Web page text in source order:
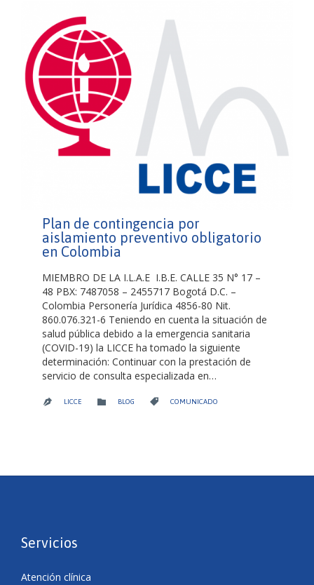
Plan de contingencia por
aislamiento preventivo obligatorio
en Colombia
MIEMBRO DE LA I.L.A.E I.B.E. CALLE 35 N° 17 –
48 PBX: 7487058 – 2455717 Bogotá D.C. –
Colombia Personería Jurídica 4856-80 Nit.
860.076.321-6 Teniendo en cuenta la situación de
salud pública debido a la emergencia sanitaria
(COVID-19) la LICCE ha tomado la siguiente
determinación: Continuar con la prestación de
servicio de consulta especializada en…
 LICCE  CATEGORY
BLOG  CATEGORY
COMUNICADO
Servicios
Atención clínica